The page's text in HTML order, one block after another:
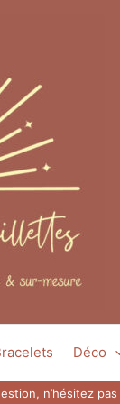
Déco
n’hésitez